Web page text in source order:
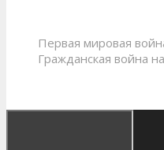
Первая мировая
Гражданская война